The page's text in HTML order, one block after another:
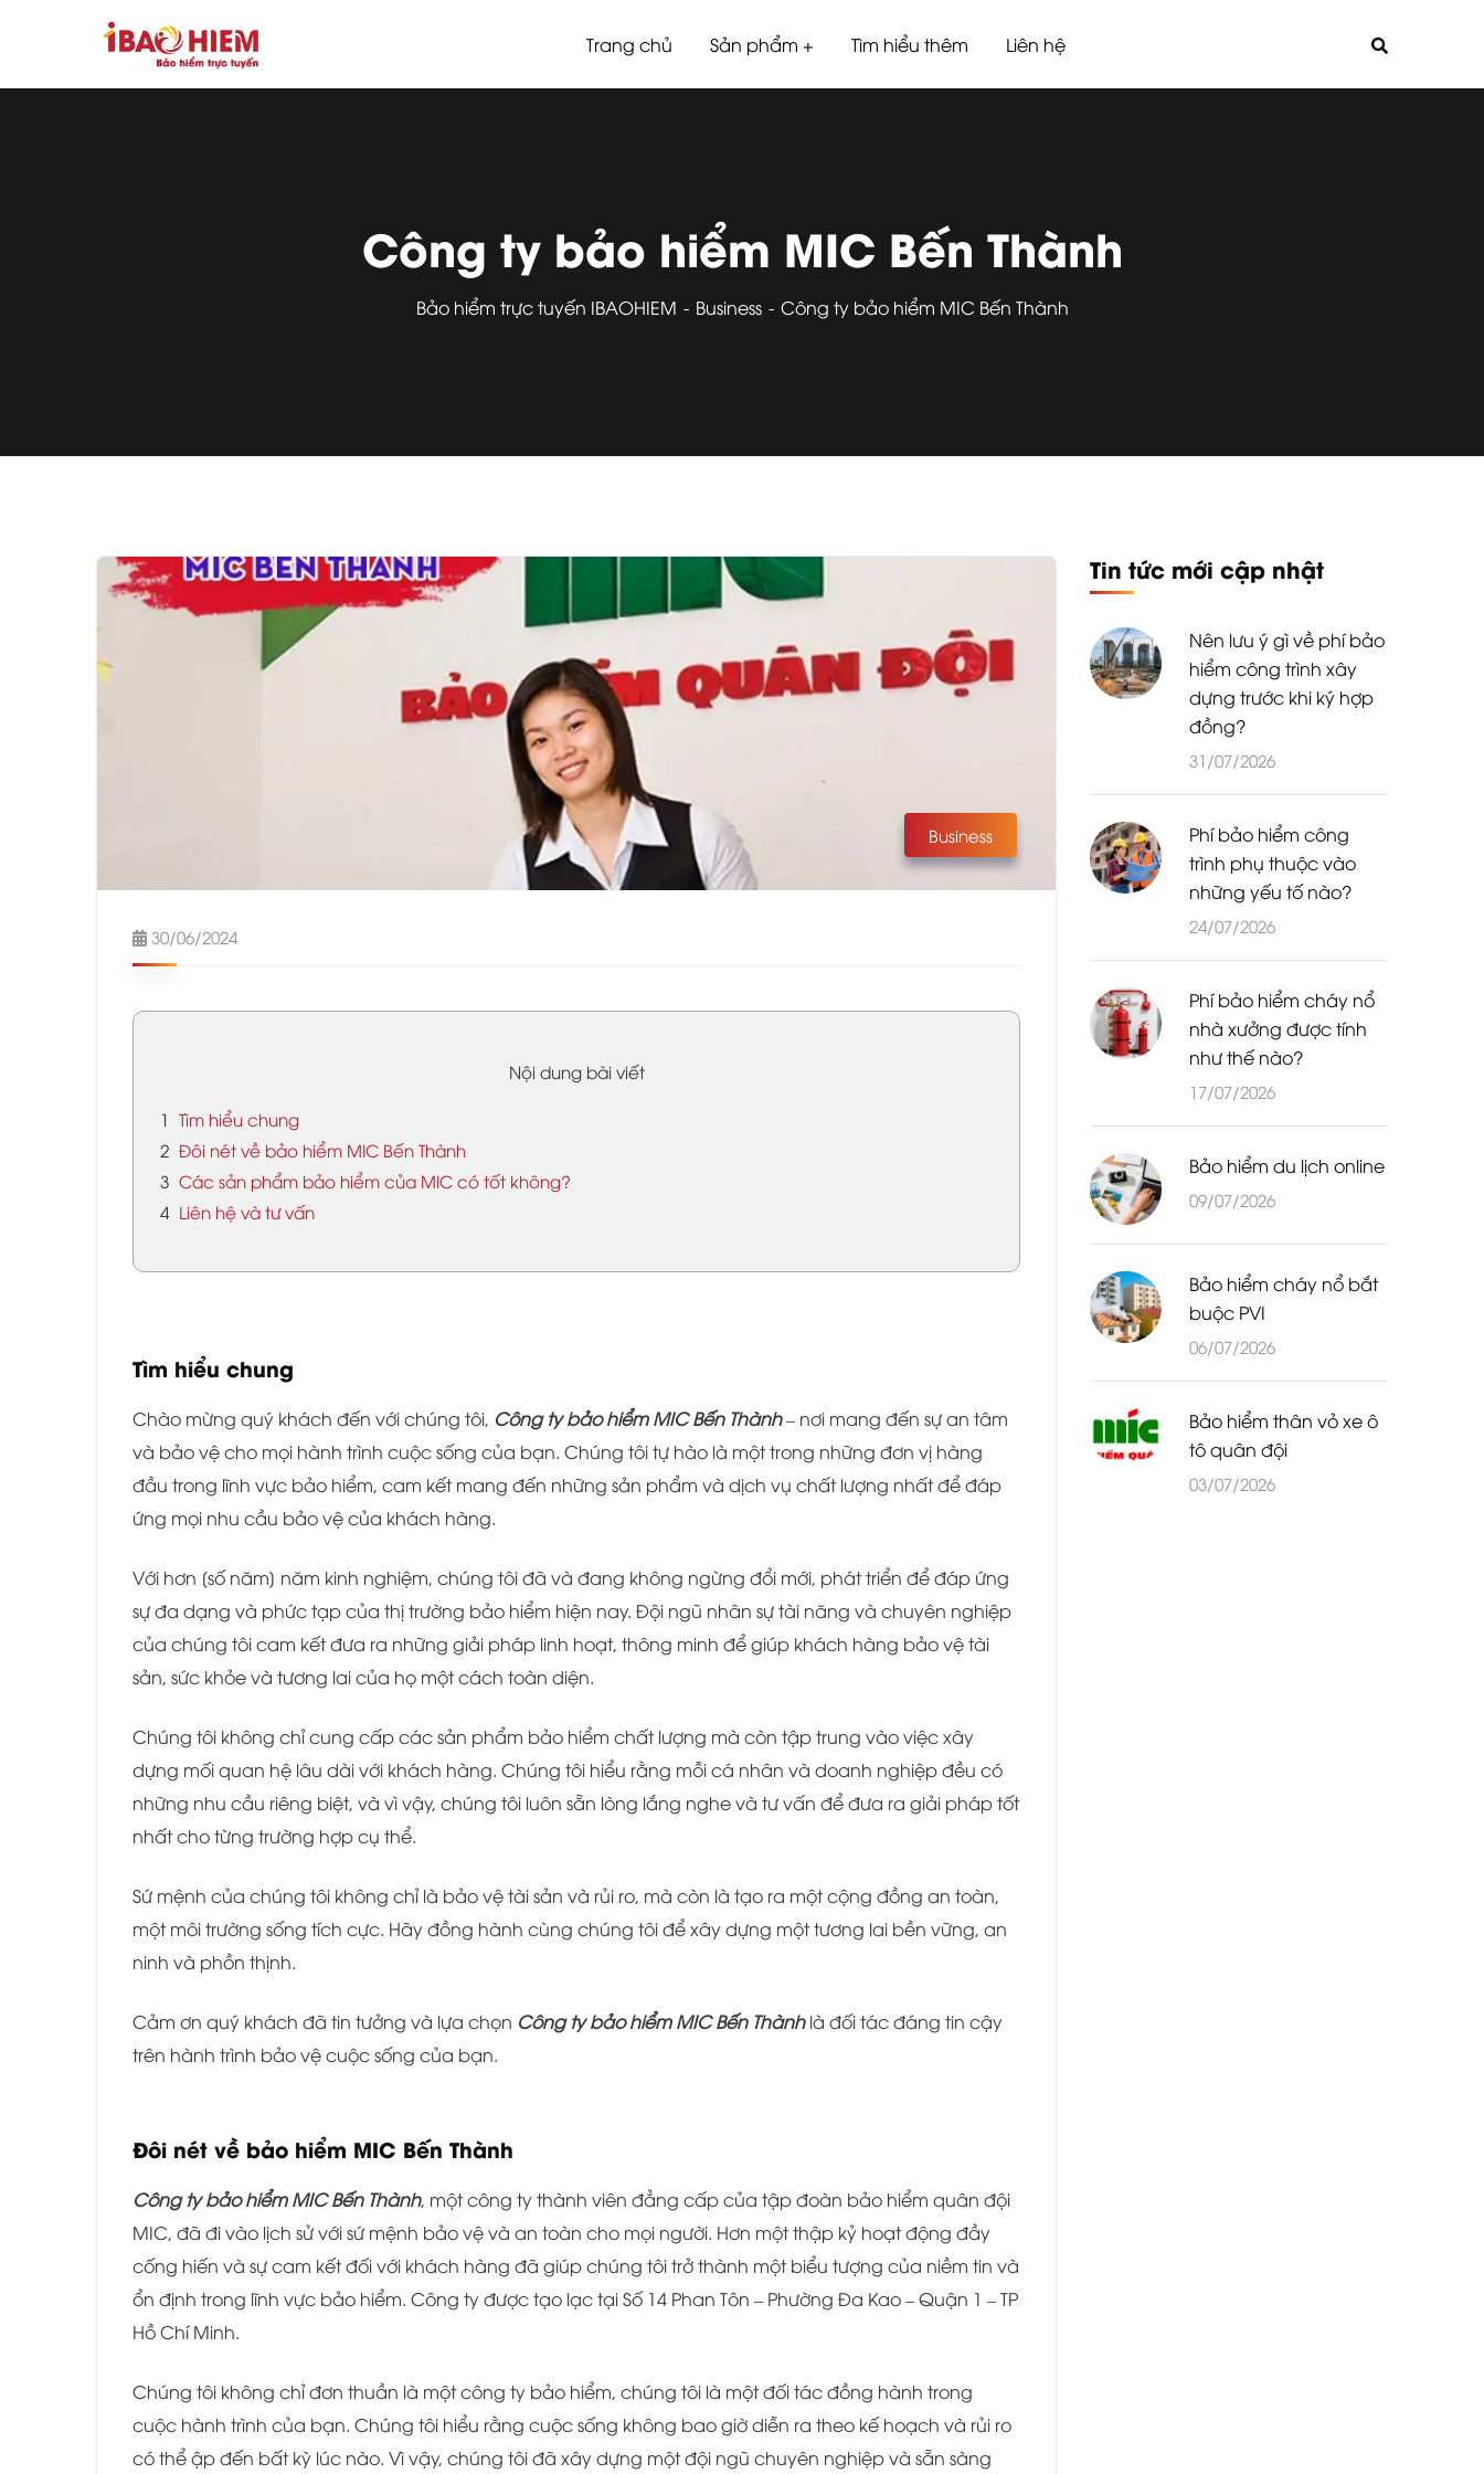
Trang chủ Sản phẩm Tìm hiểu thêm Liên hệ
Công ty bảo hiểm MIC Bến Thành
Bảo hiểm trực tuyến IBAOHIEM Business Công ty bảo hiểm MIC Bến Thành
Business
30/06/2024
Nội dung bài viết
1 Tìm hiểu chung
2 Đôi nét về bảo hiểm MIC Bến Thành
3 Các sản phẩm bảo hiểm của MIC có tốt không?
4 Liên hệ và tư vấn
Tìm hiểu chung
Chào mừng quý khách đến với chúng tôi, Công ty bảo hiểm MIC Bến Thành– nơi mang đến sự an tâm
và bảo vệ cho mọi hành trình cuộc sống của bạn. Chúng tôi tự hào là một trong những đơn vị hàng
đầu trong lĩnh vực bảo hiểm, cam kết mang đến những sản phẩm và dịch vụ chất lượng nhất để đáp
ứng mọi nhu cầu bảo vệ của khách hàng.
Với hơn [số năm] năm kinh nghiệm, chúng tôi đã và đang không ngừng đổi mới, phát triển để đáp ứng
sự đa dạng và phức tạp của thị trường bảo hiểm hiện nay. Đội ngũ nhân sự tài năng và chuyên nghiệp
của chúng tôi cam kết đưa ra những giải pháp linh hoạt, thông minh để giúp khách hàng bảo vệ tài
sản, sức khỏe và tương lai của họ một cách toàn diện.
Chúng tôi không chỉ cung cấp các sản phẩm bảo hiểm chất lượng mà còn tập trung vào việc xây
dựng mối quan hệ lâu dài với khách hàng. Chúng tôi hiểu rằng mỗi cá nhân và doanh nghiệp đều có
những nhu cầu riêng biệt, và vì vậy, chúng tôi luôn sẵn lòng lắng nghe và tư vấn để đưa ra giải pháp tốt
nhất cho từng trường hợp cụ thể.
Sứ mệnh của chúng tôi không chỉ là bảo vệ tài sản và rủi ro, mà còn là tạo ra một cộng đồng an toàn,
một môi trường sống tích cực. Hãy đồng hành cùng chúng tôi để xây dựng một tương lai bền vững, an
ninh và phồn thịnh.
Cảm ơn quý khách đã tin tưởng và lựa chọn Công ty bảo hiểm MIC Bến Thànhlà đối tác đáng tin cậy
trên hành trình bảo vệ cuộc sống của bạn.
Đôi nét về bảo hiểm MIC Bến Thành
Công ty bảo hiểm MIC Bến Thành, một công ty thành viên đẳng cấp của tập đoàn bảo hiểm quân đội
MIC, đã đi vào lịch sử với sứ mệnh bảo vệ và an toàn cho mọi người. Hơn một thập kỷ hoạt động đầy
cống hiến và sự cam kết đối với khách hàng đã giúp chúng tôi trở thành một biểu tượng của niềm tin và
ổn định trong lĩnh vực bảo hiểm. Công ty được tạo lạc tại Số 14 Phan Tôn – Phường Đa Kao – Quận 1 – TP
Hồ Chí Minh.
Chúng tôi không chỉ đơn thuần là một công ty bảo hiểm, chúng tôi là một đối tác đồng hành trong
cuộc hành trình của bạn. Chúng tôi hiểu rằng cuộc sống không bao giờ diễn ra theo kế hoạch và rủi ro
có thể ập đến bất kỳ lúc nào. Vì vậy, chúng tôi đã xây dựng một đội ngũ chuyên nghiệp và sẵn sàng
Tin tức mới cập nhật
Nên lưu ý gì về phí bảo
hiểm công trình xây
dựng trước khi ký hợp
đồng?
31/07/2026
Phí bảo hiểm công
trình phụ thuộc vào
những yếu tố nào?
24/07/2026
Phí bảo hiểm cháy nổ
nhà xưởng được tính
như thế nào?
17/07/2026
Bảo hiểm du lịch online
09/07/2026
Bảo hiểm cháy nổ bắt
buộc PVI
06/07/2026
Bảo hiểm thân vỏ xe ô
tô quân đội
03/07/2026